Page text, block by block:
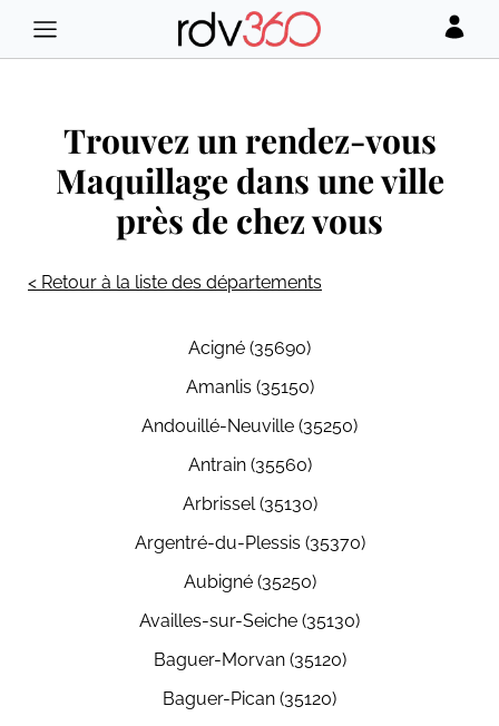
Trouvez un rendez-vous
Maquillage dans une ville
près de chez vous
< Retour à la liste des départements
Acigné (35690)
Amanlis (35150)
Andouillé-Neuville (35250)
Antrain (35560)
Arbrissel (35130)
Argentré-du-Plessis (35370)
Aubigné (35250)
Availles-sur-Seiche (35130)
Baguer-Morvan (35120)
Baguer-Pican (35120)